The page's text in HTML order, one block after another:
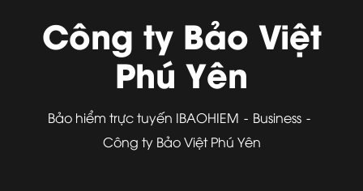
Công ty Bảo Việt
Phú Yên
Bảo hiểm trực tuyến IBAOHIEM
Business
Công ty Bảo Việt Phú Yên